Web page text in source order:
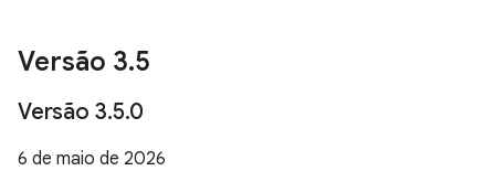
Versão 3.5
Versão 3.5.0
6 de maio de 2026